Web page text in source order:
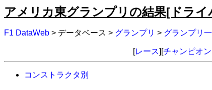
アメリカ東グランプリの結果[ドライ
F1 DataWeb > データベース > グランプリ > グランプリ
[レース][チャンピオ
コンストラクタ別